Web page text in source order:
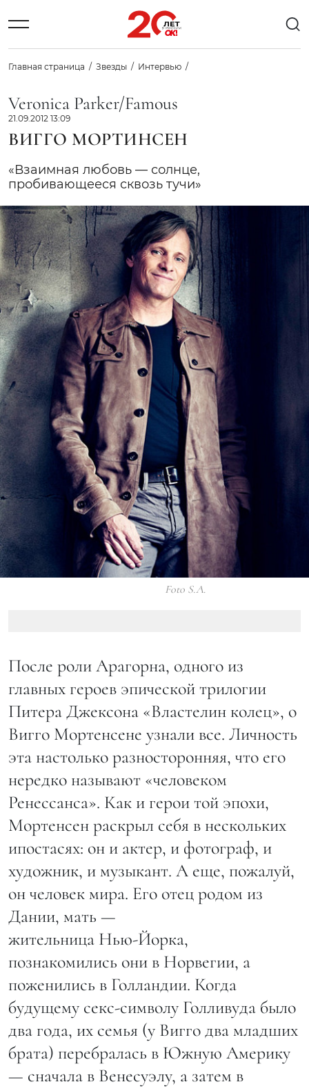
Главная страница Звезды Интервью
Veronica Parker/Famous
21.09.2012 13:09
ВИГГО МОРТИНСЕН
«Взаимная любовь — солнце,
пробивающееся сквозь тучи»
Foto S.A.
После роли Арагорна, одного из
главных героев эпической трилогии
Питера Джексона «Властелин колец», о
Вигго Мортенсене узнали все. Личность
эта настолько разносторонняя, что его
нередко называют «человеком
Ренессанса». Как и герои той эпохи,
Мортенсен раскрыл себя в нескольких
ипостасях: он и актер, и фотограф, и
художник, и музыкант. А еще, пожалуй,
он человек мира. Его отец родом из
Дании, мать —
жительница Нью-Йорка,
познакомились они в Норвегии, а
поженились в Голландии. Когда
будущему секс-символу Голливуда было
два года, их семья (у Вигго два младших
брата) перебралась в Южную Америку
— сначала в Венесуэлу, а затем в